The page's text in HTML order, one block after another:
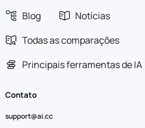
Blog
Notícias
Todas as comparações
Principais ferramentas de IA
Contato
support@ai.cc